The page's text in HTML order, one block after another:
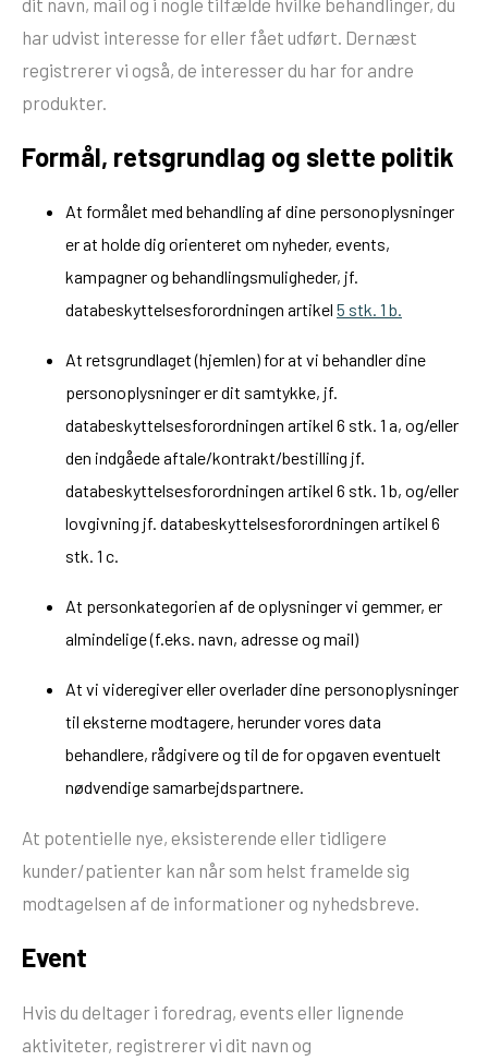
dit navn, mail og i nogle tilfælde hvilke behandlinger, du
har udvist interesse for eller fået udført. Dernæst
registrerer vi også, de interesser du har for andre
produkter.
Formål, retsgrundlag og slette politik
At formålet med behandling af dine personoplysninger
er at holde dig orienteret om nyheder, events,
kampagner og behandlingsmuligheder, jf.
databeskyttelsesforordningen artikel 5 stk. 1 b.
At retsgrundlaget (hjemlen) for at vi behandler dine
personoplysninger er dit samtykke, jf.
databeskyttelsesforordningen artikel 6 stk. 1 a, og/eller
den indgåede aftale/kontrakt/bestilling jf.
databeskyttelsesforordningen artikel 6 stk. 1 b, og/eller
lovgivning jf. databeskyttelsesforordningen artikel 6
stk. 1 c.
At personkategorien af de oplysninger vi gemmer, er
almindelige (f.eks. navn, adresse og mail)
At vi videregiver eller overlader dine personoplysninger
til eksterne modtagere, herunder vores data
behandlere, rådgivere og til de for opgaven eventuelt
nødvendige samarbejdspartnere.
At potentielle nye, eksisterende eller tidligere
kunder/patienter kan når som helst framelde sig
modtagelsen af de informationer og nyhedsbreve.
Event
Hvis du deltager i foredrag, events eller lignende
aktiviteter, registrerer vi dit navn og